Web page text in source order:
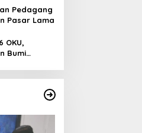
Pedagang
Pasar Lama
OKU,
Bumi